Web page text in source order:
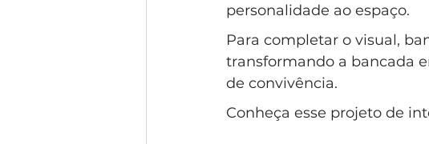
personalidade ao espaço.
Para completar o visual,
transformando a bancada
de convivência.
Conheça esse projeto de